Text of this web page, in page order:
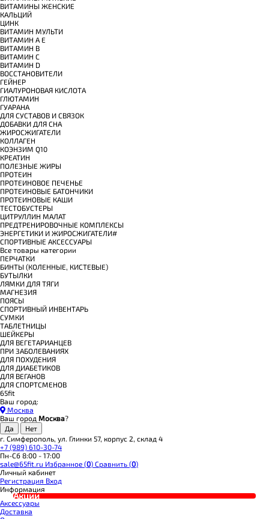
ВИТАМИНЫ ЖЕНСКИЕ
КАЛЬЦИЙ
ЦИНК
ВИТАМИН МУЛЬТИ
ВИТАМИН A E
ВИТАМИН B
ВИТАМИН C
ВИТАМИН D
ВОССТАНОВИТЕЛИ
ГЕЙНЕР
ГИАЛУРОНОВАЯ КИСЛОТА
ГЛЮТАМИН
ГУАРАНА
ДЛЯ СУСТАВОВ И СВЯЗОК
ДОБАВКИ ДЛЯ СНА
ЖИРОСЖИГАТЕЛИ
КОЛЛАГЕН
КОЭНЗИМ Q10
КРЕАТИН
ПОЛЕЗНЫЕ ЖИРЫ
ПРОТЕИН
ПРОТЕИНОВОЕ ПЕЧЕНЬЕ
ПРОТЕИНОВЫЕ БАТОНЧИКИ
ПРОТЕИНОВЫЕ КАШИ
ТЕСТОБУСТЕРЫ
ЦИТРУЛЛИН МАЛАТ
ПРЕДТРЕНИРОВОЧНЫЕ КОМПЛЕКСЫ
ЭНЕРГЕТИКИ И ЖИРОСЖИГАТЕЛИ#
СПОРТИВНЫЕ АКСЕССУАРЫ
Все товары категории
ПЕРЧАТКИ
БИНТЫ (КОЛЕННЫЕ, КИСТЕВЫЕ)
БУТЫЛКИ
ЛЯМКИ ДЛЯ ТЯГИ
МАГНЕЗИЯ
ПОЯСЫ
СПОРТИВНЫЙ ИНВЕНТАРЬ
СУМКИ
ТАБЛЕТНИЦЫ
ШЕЙКЕРЫ
ДЛЯ ВЕГЕТАРИАНЦЕВ
ПРИ ЗАБОЛЕВАНИЯХ
ДЛЯ ПОХУДЕНИЯ
ДЛЯ ДИАБЕТИКОВ
ДЛЯ ВЕГАНОВ
ДЛЯ СПОРТСМЕНОВ
65fit
Ваш город:
Москва
Ваш город Москва?
г. Симферополь, ул. Глинки 57, корпус 2, склад 4
+7 (989) 610-30-74
Пн-Сб 8:00 - 17:00
sale@65fit.ru Избранное (0) Сравнить (0)
Личный кабинет
Регистрация Вход
Информация
Акции
Аксессуары
Доставка